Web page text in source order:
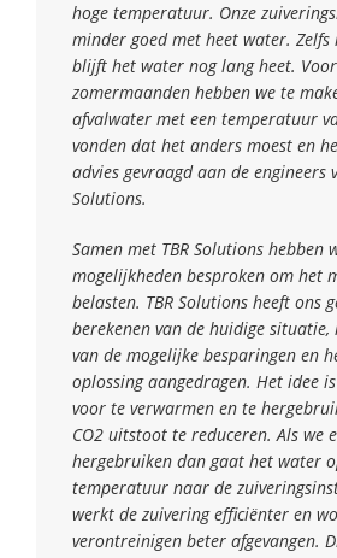
hoge temperatuur. Onze
minder goed met heet water. Zelfs
blijft het water nog lang heet.
zomermaanden hebben we te
afvalwater met een temperatuur
vonden dat het anders moest en
advies gevraagd aan de engineers
Solutions.
Samen met TBR Solutions hebben
mogelijkheden besproken om het
belasten. TBR Solutions heeft ons
berekenen van de huidige
van de mogelijke besparingen en
oplossing aangedragen. Het idee
voor te verwarmen en te
CO2 uitstoot te reduceren. Als we
hergebruiken dan gaat het water
temperatuur naar de
werkt de zuivering efficiënter en
verontreinigen beter afgevangen.